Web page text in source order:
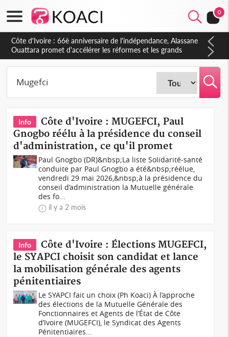
0
Côte d'Ivoire : À Abidjan, Amadou Oury Bah admire le modèle
ivoirien et veut s'en inspirer pour accélérer le développement
de la Guinée
Info
Côte d'Ivoire : MUGEFCI, Paul
Gnogbo réélu à la présidence du conseil
d'administration, ce qu'il promet
Paul Gnogbo (DR)&nbsp;La liste Solidarité-santé
conduite par Paul Gnogbo a été&nbsp;réélue,
vendredi 29 mai 2026,&nbsp;à la présidence du
conseil d’administration la Mutuelle générale
des fo...
il y a 2 mois
Info
Côte d'Ivoire : Élections MUGEFCI,
le SYAPCI choisit son candidat et lance
la mobilisation générale des agents
pénitentiaires
Le SYAPCI fait un choix (Ph Koaci) À l’approche
des élections de la Mutuelle Générale des
Fonctionnaires et Agents de l’État de Côte
d’Ivoire (MUGEFCI), le Syndicat des Agents
Pénitentiaires...